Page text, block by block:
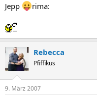
Jepp rima:
Rebecca
Pfiffikus
9. März 2007